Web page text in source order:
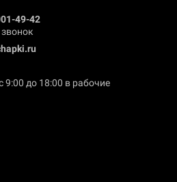
49-42
9:00 до 18:00 в рабочие